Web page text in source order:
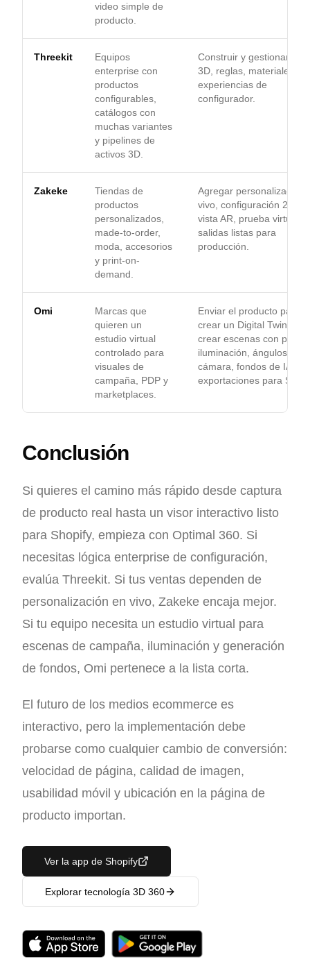
video simple de
producto.
Threekit
Equipos
enterprise con
productos
configurables,
catálogos con
muchas variantes
y pipelines de
activos 3D.
Construir y gestionar
3D, reglas, materiales,
experiencias de
configurador.
Zakeke
Tiendas de
productos
personalizados,
made-to-order,
moda, accesorios
y print-on-
demand.
Agregar personalización
vivo, configuración 2D/
vista AR, prueba virtual y
salidas listas para
producción.
Omi
Marcas que
quieren un
estudio virtual
controlado para
visuales de
campaña, PDP y
marketplaces.
Enviar el producto para
crear un Digital Twin y
crear escenas con
iluminación, ángulos de
cámara, fondos de IA y
exportaciones para
Conclusión
Si quieres el camino más rápido desde captura
de producto real hasta un visor interactivo listo
para Shopify, empieza con Optimal 360. Si
necesitas lógica enterprise de configuración,
evalúa Threekit. Si tus ventas dependen de
personalización en vivo, Zakeke encaja mejor.
Si tu equipo necesita un estudio virtual para
escenas de campaña, iluminación y generación
de fondos, Omi pertenece a la lista corta.
El futuro de los medios ecommerce es
interactivo, pero la implementación debe
probarse como cualquier cambio de conversión:
velocidad de página, calidad de imagen,
usabilidad móvil y ubicación en la página de
producto importan.
Ver la app de Shopify
Explorar tecnología 3D 360